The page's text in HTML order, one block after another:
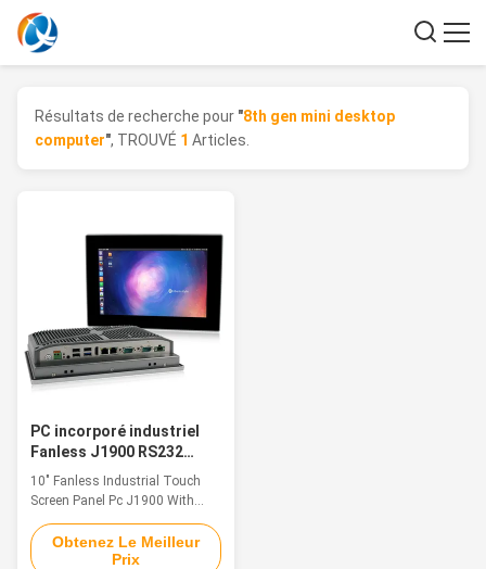
Résultats de recherche pour "8th gen mini desktop
computer", TROUVÉ 1 Articles.
PC incorporé industriel
Fanless J1900 RS232
RS422 RS485 d'écran
tactile de 10 pouces
10" Fanless Industrial Touch
Screen Panel Pc J1900 With
RS232 RS422 RS485 Feature 1.
10.1" TFT LED, resolution
1280*800, Multi-Touch PCAP 2.
Obtenez Le Meilleur
Prix